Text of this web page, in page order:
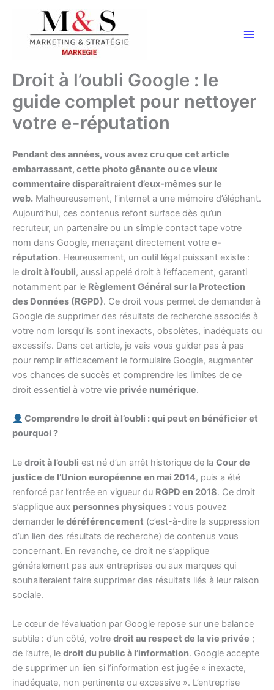
contenu
Droit à l’oubli Google : le
guide complet pour nettoyer
votre e-réputation
Pendant des années, vous avez cru que cet article
embarrassant, cette photo gênante ou ce vieux
commentaire disparaîtraient d’eux-mêmes sur le
web. Malheureusement, l’internet a une mémoire d’éléphant.
Aujourd’hui, ces contenus refont surface dès qu’un
recruteur, un partenaire ou un simple contact tape votre
nom dans Google, menaçant directement votre e-
réputation. Heureusement, un outil légal puissant existe :
le droit à l’oubli, aussi appelé droit à l’effacement, garanti
notamment par le Règlement Général sur la Protection
des Données (RGPD). Ce droit vous permet de demander à
Google de supprimer des résultats de recherche associés à
votre nom lorsqu’ils sont inexacts, obsolètes, inadéquats ou
excessifs. Dans cet article, je vais vous guider pas à pas
pour remplir efficacement le formulaire Google, augmenter
vos chances de succès et comprendre les limites de ce
droit essentiel à votre vie privée numérique.
Comprendre le droit à l’oubli : qui peut en bénéficier et
pourquoi ?
Le droit à l’oubli est né d’un arrêt historique de la Cour de
justice de l’Union européenne en mai 2014, puis a été
renforcé par l’entrée en vigueur du RGPD en 2018. Ce droit
s’applique aux personnes physiques : vous pouvez
demander le déréférencement (c’est-à-dire la suppression
d’un lien des résultats de recherche) de contenus vous
concernant. En revanche, ce droit ne s’applique
généralement pas aux entreprises ou aux marques qui
souhaiteraient faire supprimer des résultats liés à leur raison
sociale.
Le cœur de l’évaluation par Google repose sur une balance
subtile : d’un côté, votre droit au respect de la vie privée ;
de l’autre, le droit du public à l’information. Google accepte
de supprimer un lien si l’information est jugée « inexacte,
inadéquate, non pertinente ou excessive ». L’entreprise